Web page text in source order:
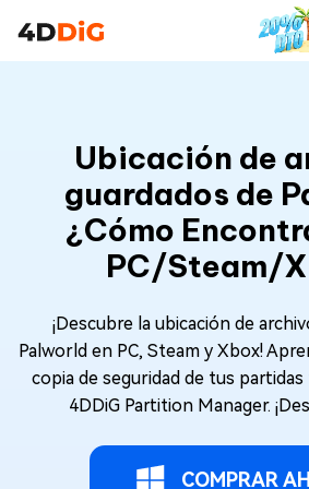
Ubicación de
guardados de
¿Cómo
PC/Steam/
¡Descubre la ubicación de
Palworld en PC, Steam y Xbox!
copia de seguridad de tus
4DDiG Partition Manager.
COMPRAR